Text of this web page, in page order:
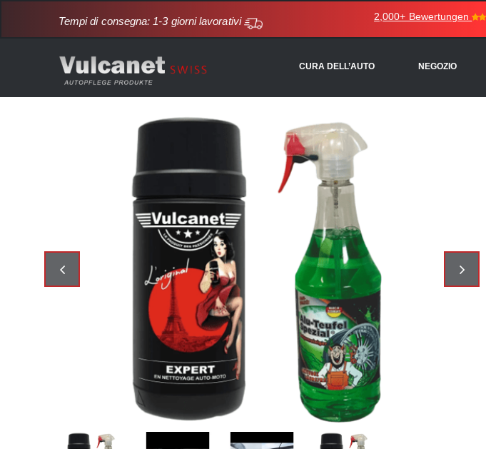
Tempi di consegna: 1-3 giorni lavorativi
CURA DELL’AUTO NEGOZIO
2,000+ Bewertungen